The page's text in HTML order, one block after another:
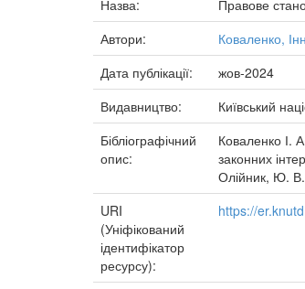
Назва:
Правове
Автори:
Коваленко,
Дата публікації:
жов-2024
Видавництво:
Київський
Бібліографічний
опис:
Коваленко І.
законних
Олійник, Ю.
URI
(Уніфікований
ідентифікатор
ресурсу):
https://